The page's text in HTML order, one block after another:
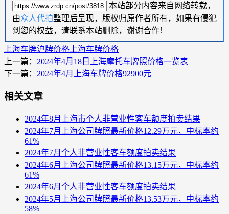
本站部分内容来自网络转载，
由众人代拍整理后呈现，版权归原作者所有，如果有侵犯
到您的权益，请联系本站删除，谢谢合作！
上海车牌沪牌价格 上海车牌价格
上一篇： 2024年4月18日上海摩托车牌照价格一览表
下一篇： 2024年4月上海车牌价格92900元
相关文章
2024年8月上海市个人非营业性客车额度拍卖结果
2024年7月上海公司牌照最新价格12.29万元，中标率约
61%
2024年7月个人非营业性客车额度拍卖结果
2024年6月上海公司牌照最新价格13.15万元，中标率约
61%
2024年6月个人非营业性客车额度拍卖结果
2024年5月上海公司牌照最新价格13.53万元，中标率约
58%